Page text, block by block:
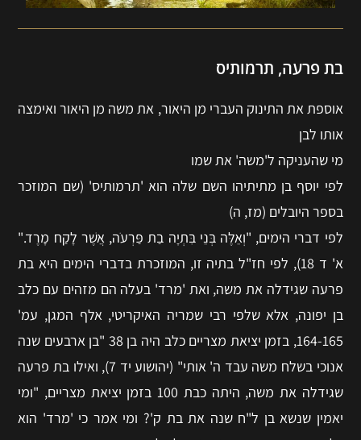
בת פרעה, תרמותיס
אוספת את התינוק העברי מן היאור, את משה מן היאור ואימצה
אותו לבן
מי שהעניקה ל'משה' את שמו
לפי יוסף בן מתיתיהו השם שלה הוא 'תרמותיס' (שם המוזכר
בספר היובלים (מז, ה)
לפי דברי הימים, "וְאֵלֶּה בְּנֵי בִּתְיָה בַת פַּרְעֹה, אֲשֶׁר לָקַח מָרֶד."
א' ד 18), לפי חז"ל בתיה זו, המוזכרת בדברי הימים היא בת
פרעה שגידלה את משה, ואת 'מרד' בעלה הם מזהים עם כלב
בן יפונה, אלא שלפי רבי שמריה האיקריטי, אלף המגן, עמ'
164-165, בזמן יציאת מצריים כלב היה בן 38 "בן ארבעים שנה
אנוכי בשלח משה עבד ה' אותי" (יהושוע יד 7), ואילו בת פרעה
שגידלה את משה, היתה כבת 100 בזמן יציאת מצריים, "ומי
יאמין שנשא בן ל"ח שנה את בת ק'? ומי אמר כי 'מרד' הוא